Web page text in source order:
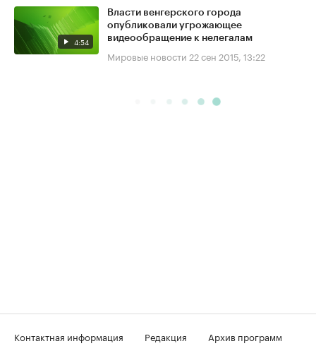
4:54
Власти венгерского города
опубликовали угрожающее
видеообращение к нелегалам
Мировые новости 22 сен 2015, 13:22
Контактная информация Редакция
Архив программ